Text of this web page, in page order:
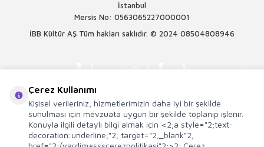
İstanbul
Mersis No: 0563065227000001
İBB Kültür AŞ Tüm hakları saklıdır. © 2024 08504808946
Çerez Kullanımı
Kişisel verileriniz, hizmetlerimizin daha iyi bir şekilde
sunulması için mevzuata uygun bir şekilde toplanıp işlenir.
Konuyla ilgili detaylı bilgi almak için <2;a style="2;text-
decoration:underline;"2; target="2;_blank"2;